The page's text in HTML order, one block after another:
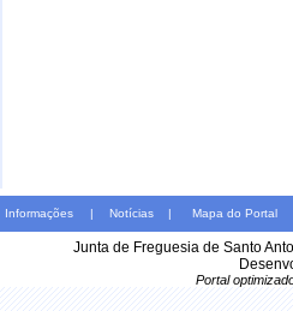
Informações | Notícias | Mapa do Portal
Junta de Freguesia de Santo
Portal